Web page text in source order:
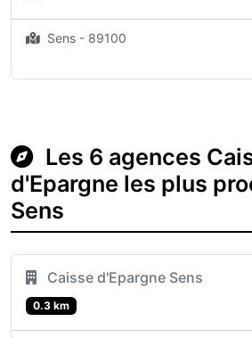
Sens - 89100
Les 6 agences
d'Epargne les plus
Sens
Caisse d'Epargne Sens
0.3 km